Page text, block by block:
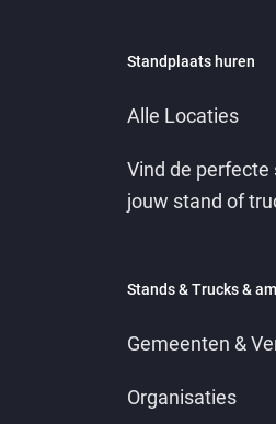
Standplaats huren
Alle Locaties
Vind de
jouw stand of
Stands & Trucks &
Gemeenten &
Organisaties